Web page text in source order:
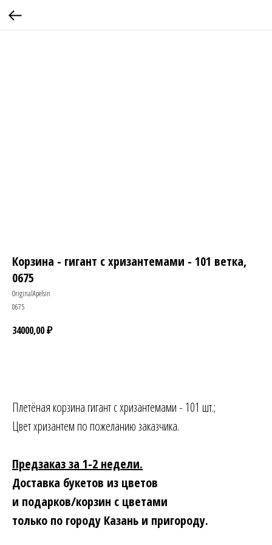
Корзина - гигант с хризантемами - 101 ветка,
0675
OriginalApelsin
0675
34000,00₽
Плетёная корзина гигант с хризантемами - 101 шт.;
Цвет хризантем по пожеланию заказчика.
Предзаказ за 1-2 недели.
Доставка букетов из цветов
и подарков/корзин с цветами
только по городу Казань и пригороду.